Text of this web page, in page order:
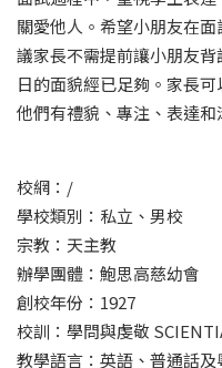
關愛他人。希望小朋友在
議家長不需提前讓小朋友
日的面貌經已足夠。家長
他們有禮貌、專注、表達和
校網：/
學校類別：私立、男校
宗教：天主教
辦學團體：鮑思高慈幼會
創校年份：1927
校訓：學問與虔敬
教學語言：英語、普通話及